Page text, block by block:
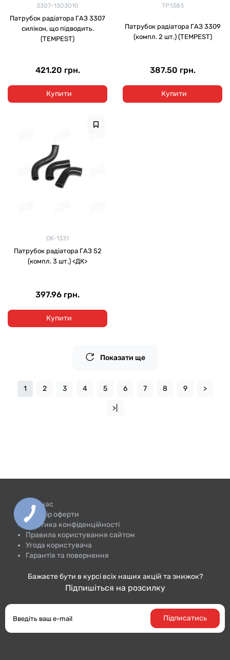
3307-1303010
Патрубок радіатора ГАЗ 3307
силікон, що підводить.
(TEMPEST)
421.20 грн.
Купити
TP.1383
Патрубок радіатора ГАЗ 3309
(компл. 2 шт.) (TEMPEST)
387.50 грн.
Купити
DK-1331
Патрубок радіатора ГАЗ 52
(компл. 3 шт.) <ДК>
397.96 грн.
Купити
Показати ще
1 2 3 4 5 6 7 8 9 >
>|
Про нас
Договір оферти
Політика конфіденційності
Правила користування сайтом
Угода користувача
Гарантія та повернення
Бажаєте бути в курсі всіх наших акцій та знижок?
Підпишіться на розсилку
Підписатись